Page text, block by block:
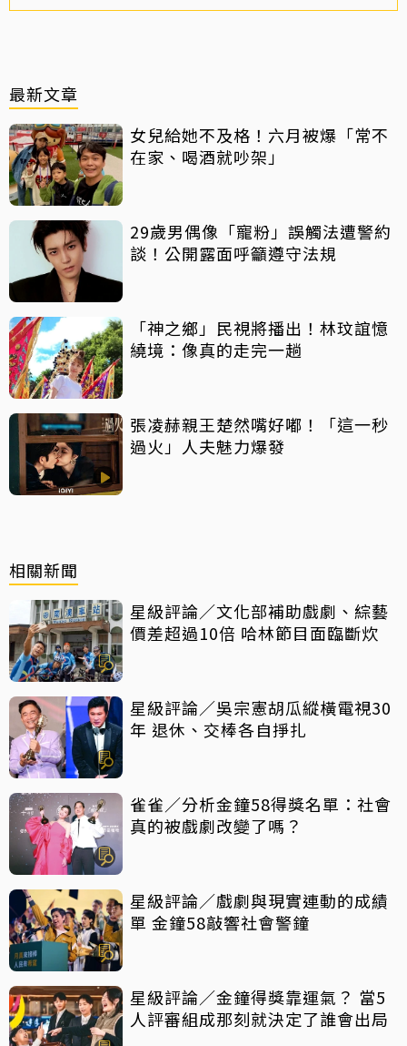
最新文章
女兒給她不及格！六月被爆「常不
在家、喝酒就吵架」
29歲男偶像「寵粉」誤觸法遭警約
談！公開露面呼籲遵守法規
「神之鄉」民視將播出！林玟誼憶
繞境：像真的走完一趟
張凌赫親王楚然嘴好嘟！「這一秒
過火」人夫魅力爆發
相關新聞
星級評論／文化部補助戲劇、綜藝
價差超過10倍 哈林節目面臨斷炊
星級評論／吳宗憲胡瓜縱橫電視30
年 退休、交棒各自掙扎
雀雀／分析金鐘58得獎名單：社會
真的被戲劇改變了嗎？
星級評論／戲劇與現實連動的成績
單 金鐘58敲響社會警鐘
星級評論／金鐘得獎靠運氣？ 當5
人評審組成那刻就決定了誰會出局